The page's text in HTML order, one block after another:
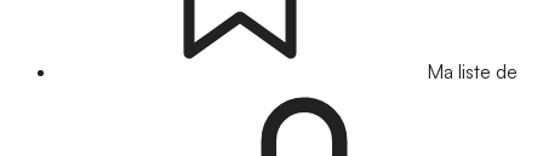
Ma liste de